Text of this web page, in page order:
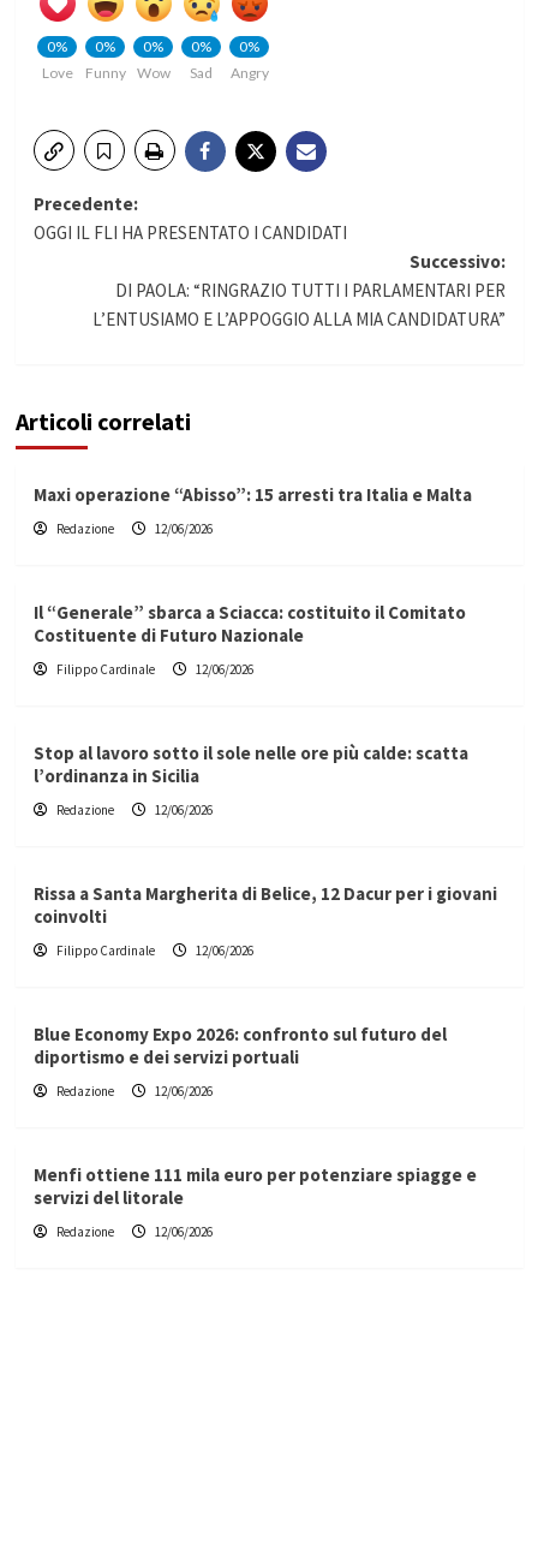
0%
Love
0%
Funny
0%
Wow
0%
Sad
0%
Angry
Navigazione
Precedente:
OGGI IL FLI HA PRESENTATO I CANDIDATI
Successivo:
DI PAOLA: “RINGRAZIO TUTTI I PARLAMENTARI PER
L’ENTUSIAMO E L’APPOGGIO ALLA MIA CANDIDATURA”
Articoli correlati
Maxi operazione “Abisso”: 15 arresti tra Italia e Malta
Redazione 12/06/2026
Il “Generale” sbarca a Sciacca: costituito il Comitato
Costituente di Futuro Nazionale
Filippo Cardinale 12/06/2026
Stop al lavoro sotto il sole nelle ore più calde: scatta
l’ordinanza in Sicilia
Redazione 12/06/2026
Rissa a Santa Margherita di Belice, 12 Dacur per i giovani
coinvolti
Filippo Cardinale 12/06/2026
Blue Economy Expo 2026: confronto sul futuro del
diportismo e dei servizi portuali
Redazione 12/06/2026
Menfi ottiene 111 mila euro per potenziare spiagge e
servizi del litorale
Redazione 12/06/2026